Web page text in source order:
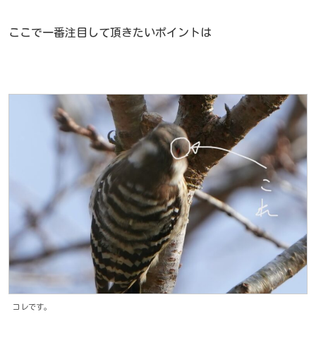
ここで一番注目して頂きたいポイントは
コレです。